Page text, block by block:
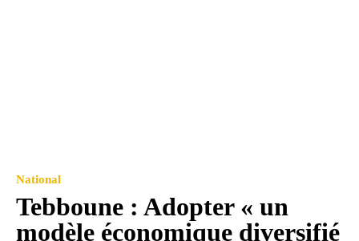
National
Tebboune : Adopter « un
modèle économique diversifié